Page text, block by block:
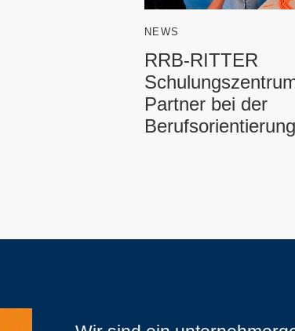
NEWS
RRB-RITTER
Partner bei der
Berufsorientierung